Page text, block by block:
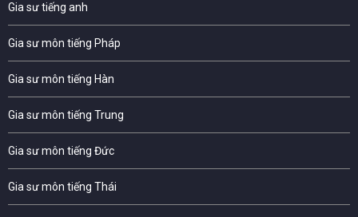
Gia sư tiếng anh
Gia sư môn tiếng Pháp
Gia sư môn tiếng Hàn
Gia sư môn tiếng Trung
Gia sư môn tiếng Đức
Gia sư môn tiếng Thái